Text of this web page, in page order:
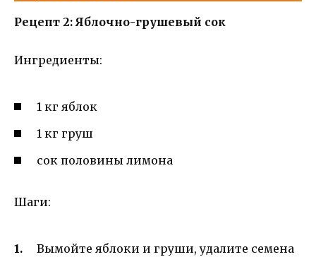
Рецепт 2: Яблочно-грушевый сок
Ингредиенты:
1 кг яблок
1 кг груш
сок половины лимона
Шаги:
Вымойте яблоки и груши, удалите семена